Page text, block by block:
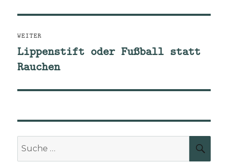
WEITER
Nächster
Beitrag:
Lippenstift oder Fußball statt
Rauchen